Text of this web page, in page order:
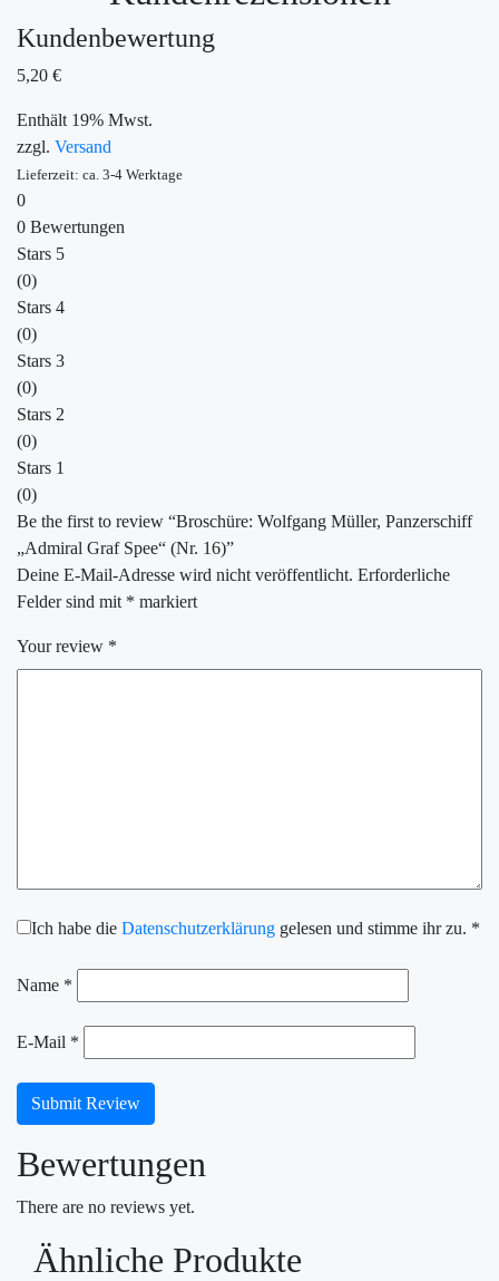
Kundenbewertung
5,20 €
Enthält 19% Mwst.
zzgl. Versand
Lieferzeit: ca. 3-4 Werktage
0
0 Bewertungen
Stars 5
(0)
Stars 4
(0)
Stars 3
(0)
Stars 2
(0)
Stars 1
(0)
Be the first to review “Broschüre: Wolfgang Müller, Panzerschiff
„Admiral Graf Spee“ (Nr. 16)”
Deine E-Mail-Adresse wird nicht veröffentlicht. Erforderliche
Felder sind mit * markiert
Your review *
Ich habe die Datenschutzerklärung gelesen und stimme ihr zu. *
Name *
E-Mail *
Submit Review
Bewertungen
There are no reviews yet.
Ähnliche Produkte